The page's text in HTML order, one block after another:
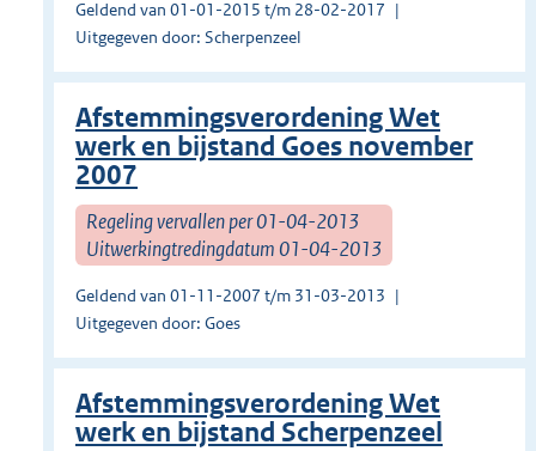
Geldend van 01-01-2015 t/m 28-02-2017
Uitgegeven door: Scherpenzeel
Afstemmingsverordening Wet
werk en bijstand Goes november
2007
Regeling vervallen per 01-04-2013
Uitwerkingtredingdatum 01-04-2013
Geldend van 01-11-2007 t/m 31-03-2013
Uitgegeven door: Goes
Afstemmingsverordening Wet
werk en bijstand Scherpenzeel